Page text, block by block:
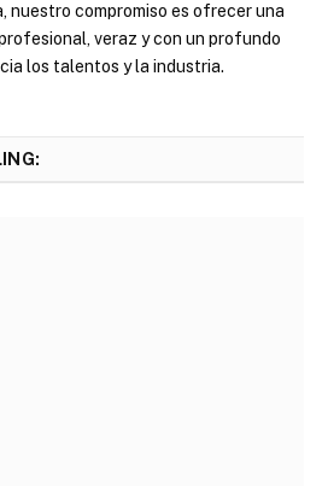
nuestro compromiso es ofrecer una
veraz y con un profundo
los talentos y la industria.